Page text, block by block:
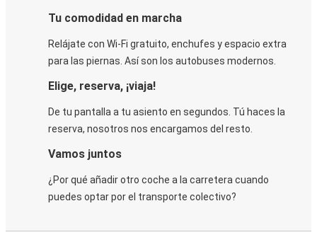
Tu comodidad en marcha
Relájate con Wi-Fi gratuito, enchufes y espacio extra
para las piernas. Así son los autobuses modernos.
Elige, reserva, ¡viaja!
De tu pantalla a tu asiento en segundos. Tú haces la
reserva, nosotros nos encargamos del resto.
Vamos juntos
¿Por qué añadir otro coche a la carretera cuando
puedes optar por el transporte colectivo?